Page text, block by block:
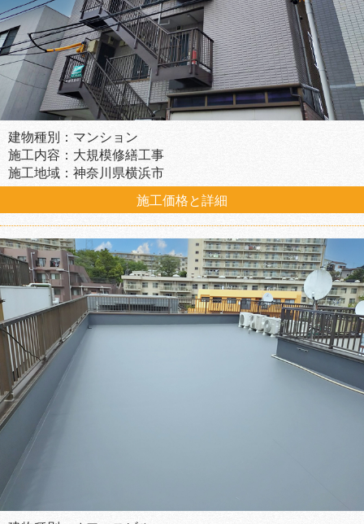
建物種別：マンション
施工内容：大規模修繕工事
施工地域：神奈川県横浜市
施工価格と詳細